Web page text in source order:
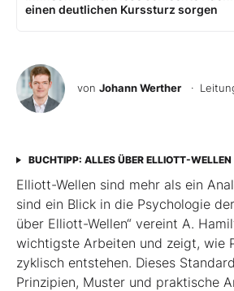
einen deutlichen Kurssturz sorgen
von Johann Werther ·
BUCHTIPP: ALLES ÜBER ELLIOTT-WELLEN
Elliott-Wellen sind mehr als ein
sind ein Blick in die Psychologie
über Elliott-Wellen“ vereint A.
wichtigste Arbeiten und zeigt, wie
zyklisch entstehen. Dieses
Prinzipien, Muster und praktische